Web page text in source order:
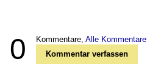
0 Kommentare, Alle Kommentare
Kommentar verfassen